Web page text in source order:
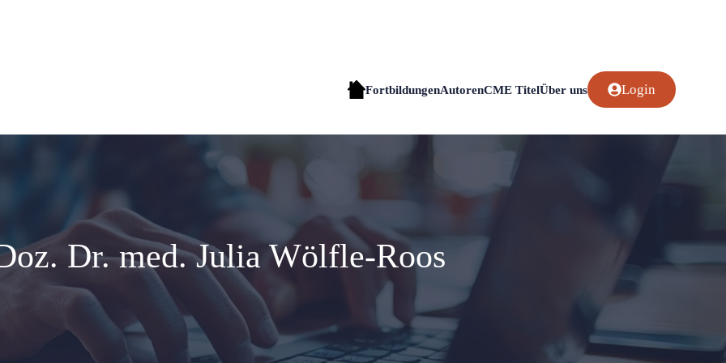
FortbildungenAutorenCME TitelÜber uns Login
Dr. med. Julia Wölfle-Roos